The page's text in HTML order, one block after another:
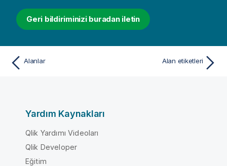
Geri bildiriminizi buradan iletin
Alanlar Alan etiketleri
Yardım Kaynakları
Qlik Yardımı Videoları
Qlik Developer
Eğitim